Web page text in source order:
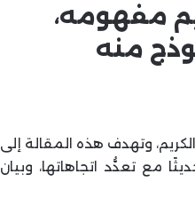
مفهومه،
منه
وتهدف هذه المقالة إلى
مع تعدُّد اتجاهاتها، وبيان